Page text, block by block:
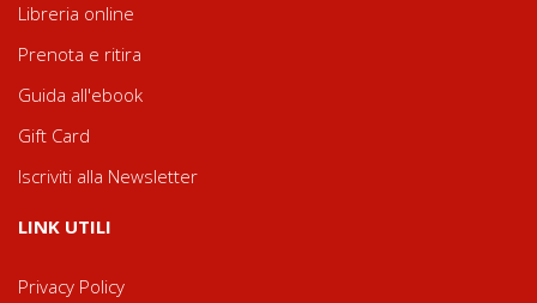
Libreria online
Prenota e ritira
Guida all'ebook
Gift Card
Iscriviti alla Newsletter
LINK UTILI
Privacy Policy